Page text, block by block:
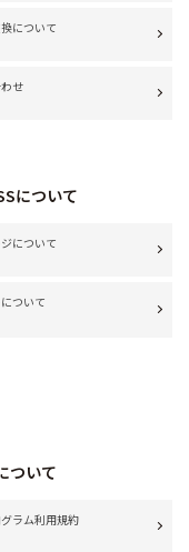
について
せ
について
について
ついて
ついて
ラム利用規約